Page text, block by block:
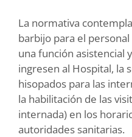
La normativa
barbijo para el
una función asistencial
ingresen al Hospital, la
hisopados para las
la habilitación de las
internada) en los
autoridades sanitarias.